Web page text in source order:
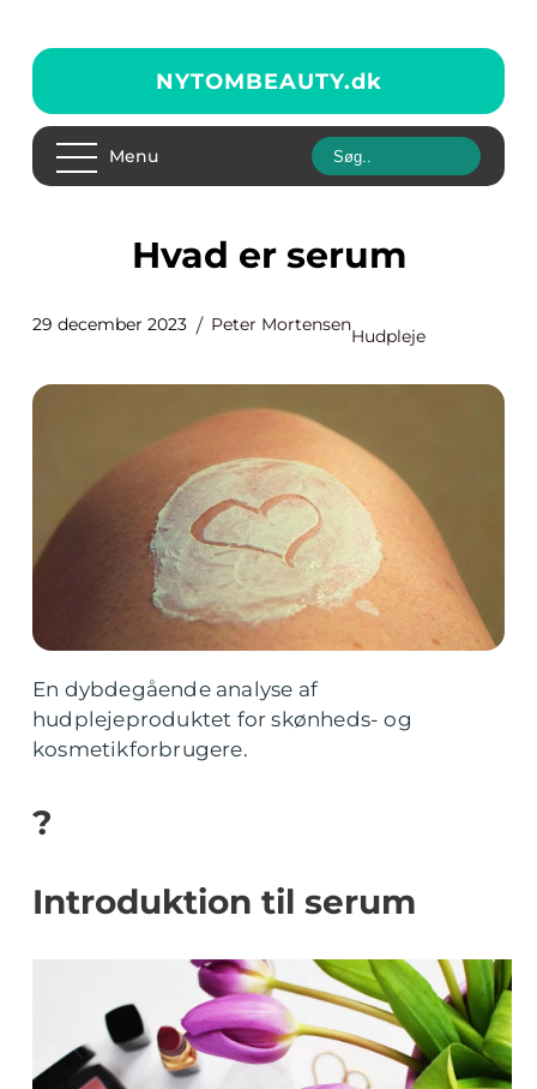
NYTOMBEAUTY.dk
Menu
Hvad er serum
29 december 2023 Peter Mortensen
Hudpleje
En dybdegående analyse af
hudplejeproduktet for skønheds- og
kosmetikforbrugere.
?
Introduktion til serum